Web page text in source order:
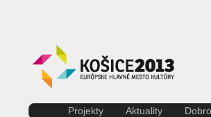
Projekty Aktuality